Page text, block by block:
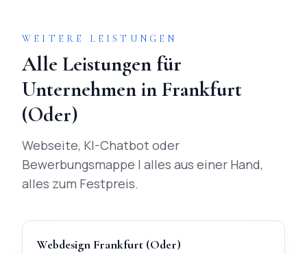
WEITERE LEISTUNGEN
Alle Leistungen für
Unternehmen inFrankfurt
(Oder)
Webseite, KI-Chatbot oder
Bewerbungsmappe | alles aus einer Hand,
alles zum Festpreis.
Webdesign Frankfurt (Oder)